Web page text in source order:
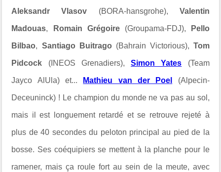
Aleksandr Vlasov (BORA-hansgrohe), Valentin
Madouas, Romain Grégoire(Groupama-FDJ), Pello
Bilbao, Santiago Buitrago (Bahrain Victorious), Tom
Pidcock (INEOS Grenadiers),Simon Yates (Team
Jayco AlUla) et... Mathieu van der Poel (Alpecin-
Deceuninck) ! Le champion du monde ne va pas au sol,
mais il est longuement retardé et se retrouve rejeté à
plus de 40 secondes du peloton principal au pied de la
bosse. Ses coéquipiers se mettent à la planche pour le
ramener, mais ça roule fort au sein de la meute, avec